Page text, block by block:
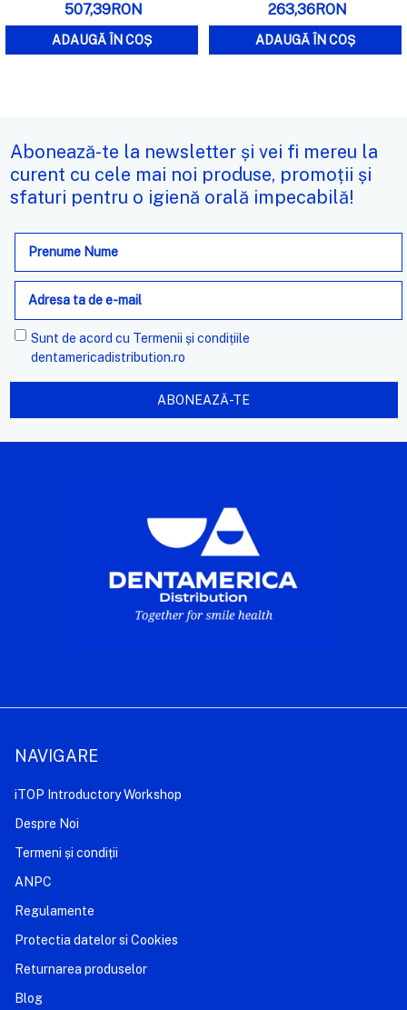
507,39RON
ADAUGĂ ÎN COȘ
263,36RON
ADAUGĂ ÎN COȘ
Abonează-te la newsletter și vei fi mereu la
curent cu cele mai noi produse, promoții și
sfaturi pentru o igienă orală impecabilă!
Adresa
e-
mail
Sunt de acord cu Termenii și condițiile
dentamericadistribution.ro
NAVIGARE
iTOP Introductory Workshop
Despre Noi
Termeni și condiții
ANPC
Regulamente
Protectia datelor si Cookies
Returnarea produselor
Blog